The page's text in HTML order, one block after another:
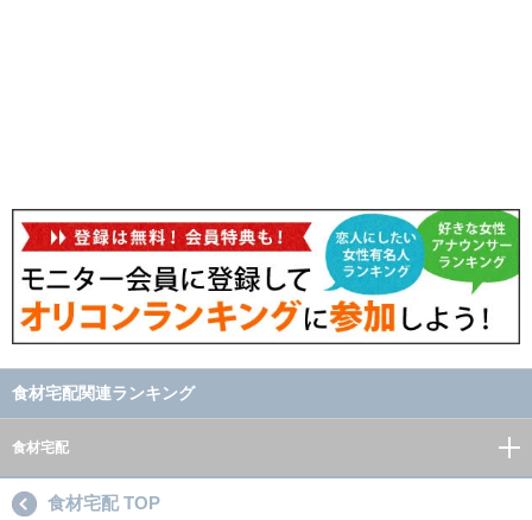
食材宅配関連ランキング
食材宅配
食材宅配 TOP